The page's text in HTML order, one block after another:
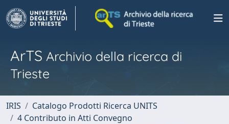
ArTS Archivio della ricerca di
Trieste
IRIS
Catalogo Prodotti Ricerca UNITS
4 Contributo in Atti Convegno